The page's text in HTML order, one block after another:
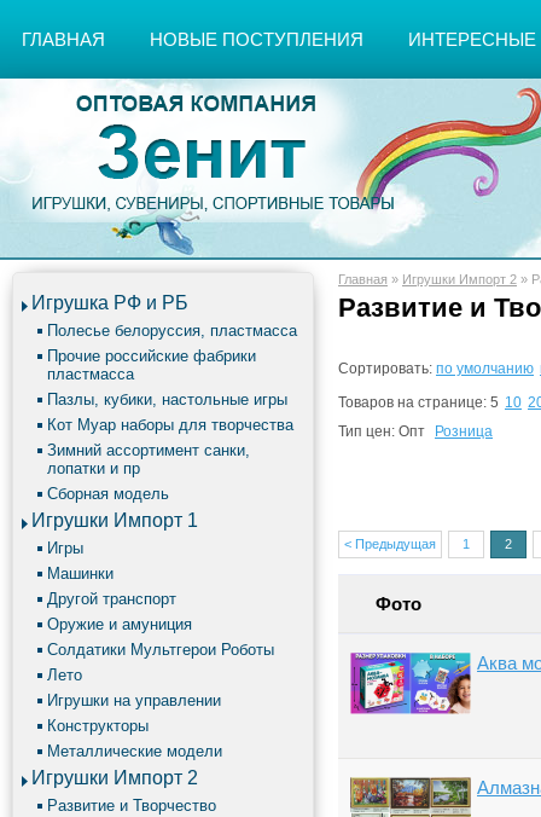
ГЛАВНАЯ НОВЫЕ ПОСТУПЛЕНИЯ
Игрушка РФ и РБ
Полесье белоруссия, пластмасса
Прочие российские фабрики
пластмасса
Пазлы, кубики, настольные игры
Кот Муар наборы для творчества
Зимний ассортимент санки,
лопатки и пр
Сборная модель
Игрушки Импорт 1
Игры
Машинки
Другой транспорт
Оружие и амуниция
Солдатики Мультгерои Роботы
Лето
Игрушки на управлении
Конструкторы
Металлические модели
Игрушки Импорт 2
Развитие и Творчество
Главная » Игрушки Импорт 2 »
Развитие и
Сортировать: по умолчанию
Товаров на странице: 5 10
Тип цен: Опт Розница
< Предыдущая 1 2
Фото
Аква